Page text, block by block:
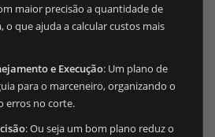
maior precisão a quantidade de
o que ajuda a calcular custos mais
e Execução: Um plano de
para o marceneiro, organizando o
erros no corte.
: Ou seja um bom plano reduz o